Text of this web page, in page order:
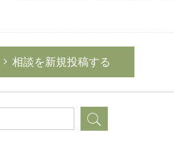
相談を新規投稿する